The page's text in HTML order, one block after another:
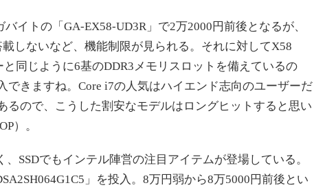
イトの「GA-EX58-UD3R」で2万2000円前後となるが、
しないなど、機能制限が見られる。それに対してX58
と同じように6基のDDR3メモリスロットを備えているの
できますね。Core i7の人気はハイエンド志向のユーザーだ
るので、こうした割安なモデルはロングヒットすると思い
）。
SSDでもインテル陣営の注目アイテムが登場している。
」を投入。8万円弱から8万5000円前後とい